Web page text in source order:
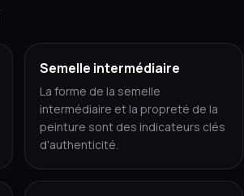
Semelle intermédiaire
La forme de la semelle
intermédiaire et la propreté de la
peinture sont des indicateurs clés
d'authenticité.